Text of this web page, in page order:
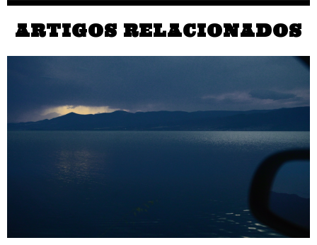
ARTIGOS RELACIONADOS